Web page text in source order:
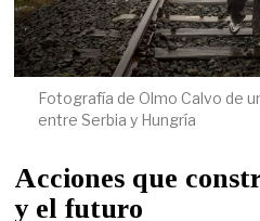
Fotografía de Olmo Calvo de
entre Serbia y Hungría
Acciones que
y el futuro